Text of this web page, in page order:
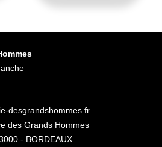
desgrandshommes.fr
des Grands Hommes
- BORDEAUX